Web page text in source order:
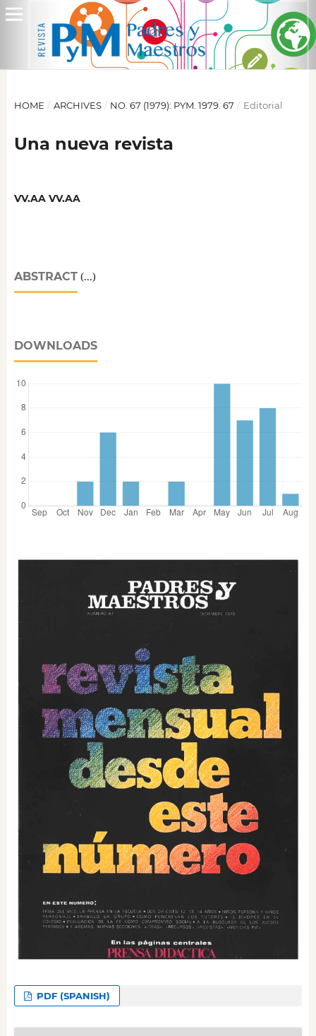
HOME / ARCHIVES / NO. 67 (1979): PYM. 1979. 67 / Editorial
Una nueva revista
VV.AA VV.AA
ABSTRACT(...)
DOWNLOADS
PDF (SPANISH)